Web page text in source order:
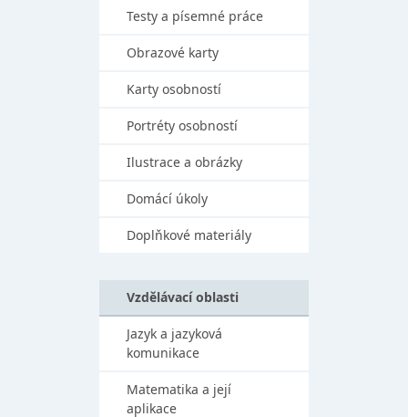
Testy a písemné práce
Obrazové karty
Karty osobností
Portréty osobností
Ilustrace a obrázky
Domácí úkoly
Doplňkové materiály
Vzdělávací oblasti
Jazyk a jazyková
komunikace
Matematika a její
aplikace